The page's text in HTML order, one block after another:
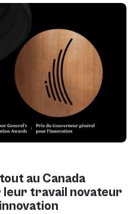
au Canada
leur travail novateur